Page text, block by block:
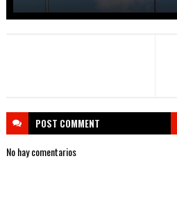
POST COMMENT
No hay comentarios